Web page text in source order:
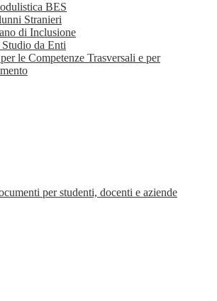
BES
Stranieri
di Inclusione
da Enti
le Competenze Trasversali e per
per studenti, docenti e aziende